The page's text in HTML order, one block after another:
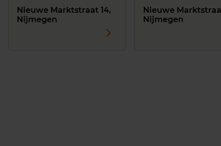
Nieuwe Marktstraat 14,
Nijmegen
Nieuwe
Nijmegen